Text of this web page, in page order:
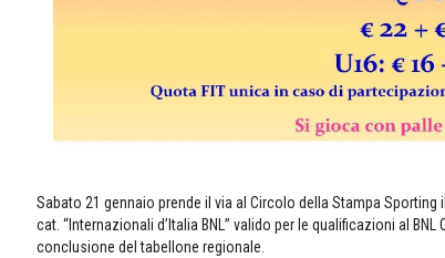
Sabato 21 gennaio prende il via al Circolo della Stampa
cat. “Internazionali d’Italia BNL” valido per le qualificazioni al
conclusione del tabellone regionale.